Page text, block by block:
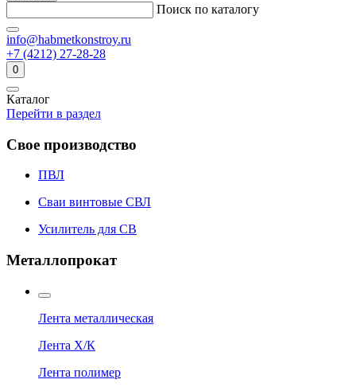
Поиск по каталогу
info@habmetkonstroy.ru
+7 (4212) 27-28-28
0
Каталог
Перейти в раздел
Свое производство
ПВЛ
Сваи винтовые СВЛ
Усилитель для СВ
Металлопрокат
Лента металлическая
Лента Х/К
Лента полимер